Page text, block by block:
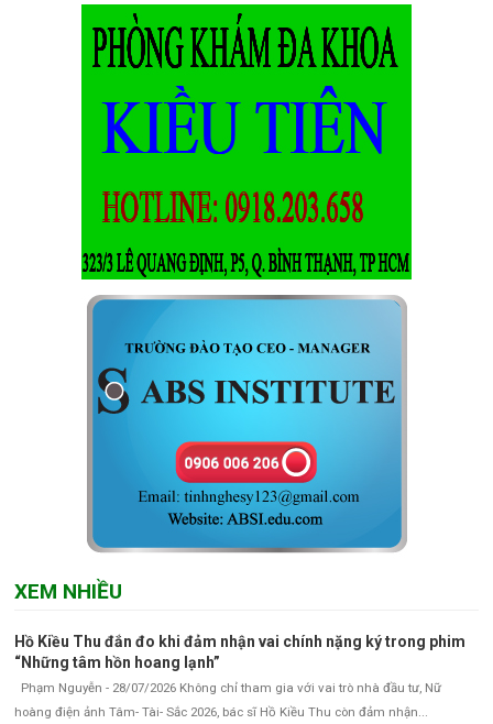
XEM NHIỀU
Hồ Kiều Thu đắn đo khi đảm nhận vai chính nặng ký trong phim
“Những tâm hồn hoang lạnh”
Phạm Nguyễn - 28/07/2026 Không chỉ tham gia với vai trò nhà đầu tư, Nữ
hoàng điện ảnh Tâm- Tài- Sắc 2026, bác sĩ Hồ Kiều Thu còn đảm nhận...